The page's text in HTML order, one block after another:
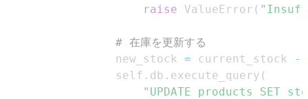
raise ValueError (
# 在庫を更新する
                new_stock
= current_stock
-
                self
. db . execute_query (
"UPDATE products SET